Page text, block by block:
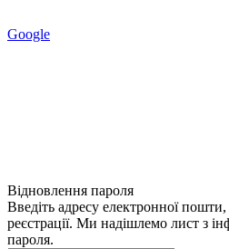
Google
Відновлення пароля
Введіть адресу електронної
реєстрації. Ми надішлемо лист з
пароля.